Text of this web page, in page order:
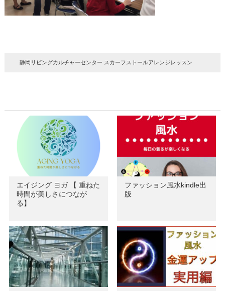
静岡リビングカルチャーセンター スカーフストールアレンジレッスン
エイジング ヨガ 【 重ねた
時間が美しさにつなが
る】
ファッション風水kindle出
版